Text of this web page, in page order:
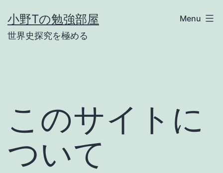
to
content
小野Tの勉強部屋
世界史探究を極める
Menu
このサイトに
ついて